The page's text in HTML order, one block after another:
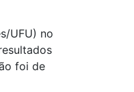
UFU) no
foi de